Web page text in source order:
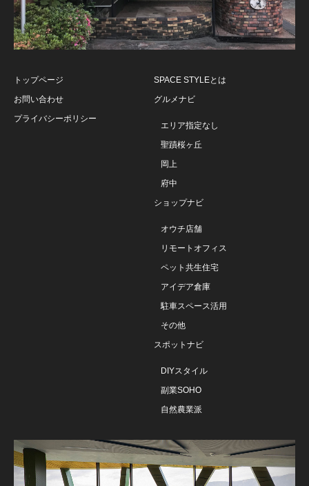
トップページ
お問い合わせ
プライバシーポリシー
SPACE STYLEとは
グルメナビ
エリア指定なし
聖蹟桜ヶ丘
岡上
府中
ショップナビ
オウチ店舗
リモートオフィス
ペット共生住宅
アイデア倉庫
駐車スペース活用
その他
スポットナビ
DIYスタイル
副業SOHO
自然農業派